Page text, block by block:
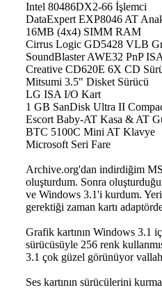
Intel 80486DX2-66 İşlemci
DataExpert EXP8046 AT
16MB (4x4) SIMM RAM
Cirrus Logic GD5428 VLB
SoundBlaster AWE32 PnP
Creative CD620E 6X CD
Mitsumi 3.5" Disket Sürücü
LG ISA I/O Kart
1 GB SanDisk Ultra II
Escort Baby-AT Kasa & AT
BTC 5100C Mini AT Klavye
Microsoft Seri Fare
Archive.org'dan indirdiğim
oluşturdum. Sonra
ve Windows 3.1'i kurdum.
gerektiği zaman kartı
Grafik kartının Windows 3.1
sürücüsüyle 256 renk
3.1 çok güzel görünüyor
Ses kartının sürücülerini